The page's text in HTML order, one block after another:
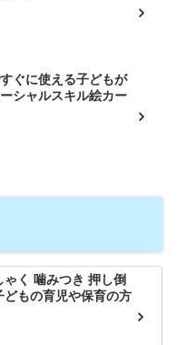
ぐに使える子どもが
シャルスキル絵カー
ゃく 噛みつき 押し倒
どもの育児や保育の方